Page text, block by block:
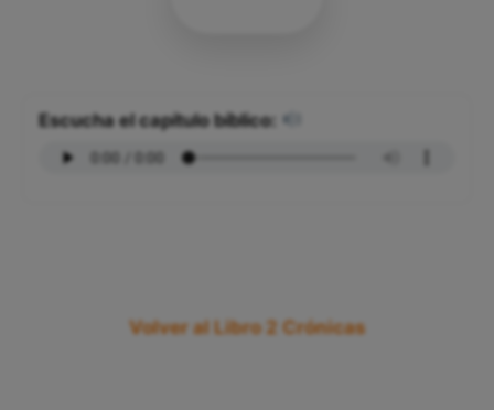
Escucha el capítulo bíblico:
Volver al Libro 2 Crónicas